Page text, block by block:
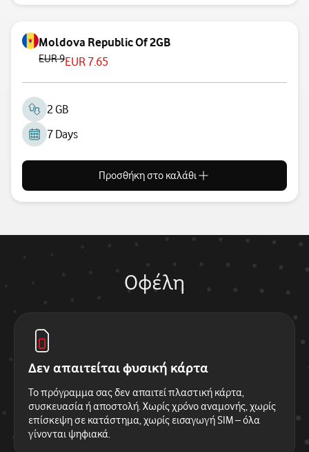
Moldova Republic Of 2GB
EUR 9EUR 7.65
2 GB
7 Days
Προσθήκη στο καλάθι
Οφέλη
Δεν απαιτείται φυσική κάρτα
Το πρόγραμμα σας δεν απαιτεί πλαστική κάρτα,
συσκευασία ή αποστολή. Χωρίς χρόνο αναμονής, χωρίς
επίσκεψη σε κατάστημα, χωρίς εισαγωγή SIM – όλα
γίνονται ψηφιακά.